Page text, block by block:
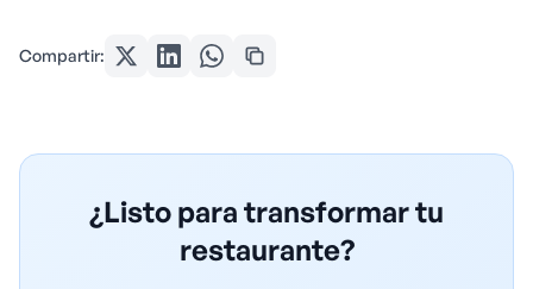
Compartir:
¿Listo para transformar tu
restaurante?